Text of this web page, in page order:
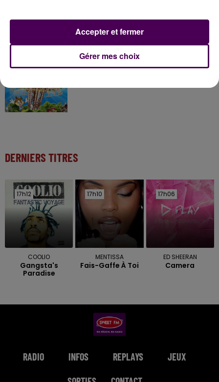
11 juillet 2026
Inscrivez-vous au casting The Voice & The Voice
7 août 2026
DERNIERS TITRES
17h12
17h12
COOLIO
Gangsta's
Paradise
17h10
17h10
MENTISSA
Fais-Gaffe À Toi
17h06
17h06
ED SHEERAN
Camera
RADIO INFOS REPLAYS JEUX
Gérer mes choix
Accepter et fermer